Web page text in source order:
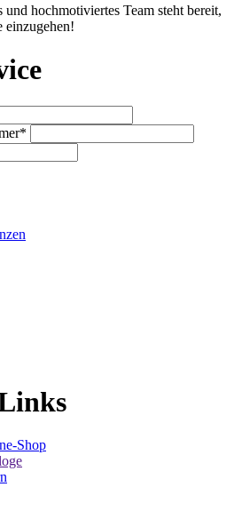
hochmotiviertes Team steht bereit,
einzugehen!
*
Shop